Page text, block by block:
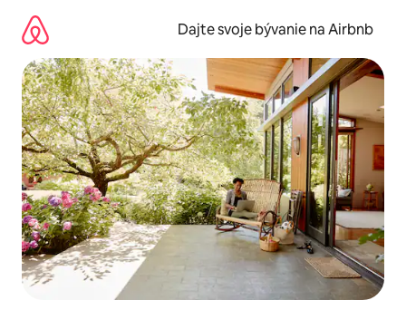
obsah.
Dajte svoje bývanie na Airbnb